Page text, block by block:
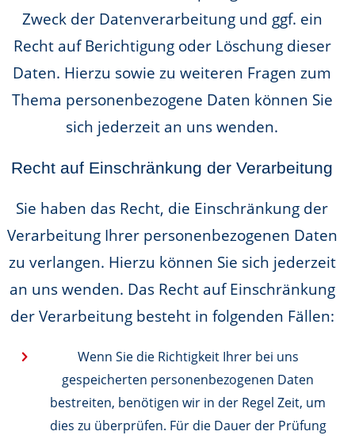
Zweck der Datenverarbeitung und ggf. ein
Recht auf Berichtigung oder Löschung dieser
Daten. Hierzu sowie zu weiteren Fragen zum
Thema personenbezogene Daten können Sie
sich jederzeit an uns wenden.
Recht auf Einschränkung der Verarbeitung
Sie haben das Recht, die Einschränkung der
Verarbeitung Ihrer personenbezogenen Daten
zu verlangen. Hierzu können Sie sich jederzeit
an uns wenden. Das Recht auf Einschränkung
der Verarbeitung besteht in folgenden Fällen:
Wenn Sie die Richtigkeit Ihrer bei uns
gespeicherten personenbezogenen Daten
bestreiten, benötigen wir in der Regel Zeit, um
dies zu überprüfen. Für die Dauer der Prüfung